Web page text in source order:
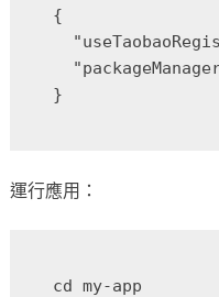
{
運行應用：
cd my-app